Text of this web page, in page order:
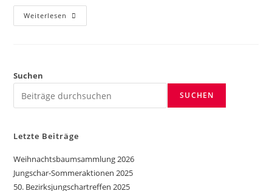
Weiterlesen
Suchen
SUCHEN
Letzte Beiträge
Weihnachtsbaumsammlung 2026
Jungschar-Sommeraktionen 2025
50. Bezirksjungschartreffen 2025